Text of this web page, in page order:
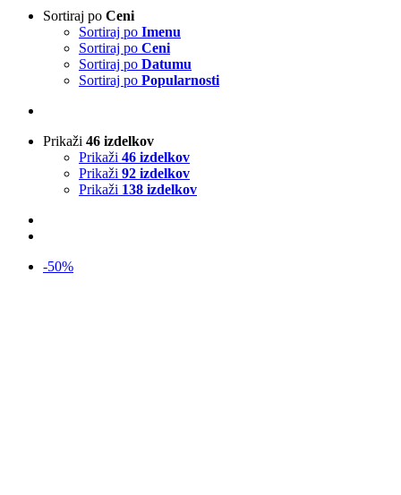
Sortiraj po Ceni
Sortiraj po Imenu
Sortiraj po Ceni
Sortiraj po Datumu
Sortiraj po Popularnosti
Prikaži 46 izdelkov
Prikaži 46 izdelkov
Prikaži 92 izdelkov
Prikaži 138 izdelkov
-50%